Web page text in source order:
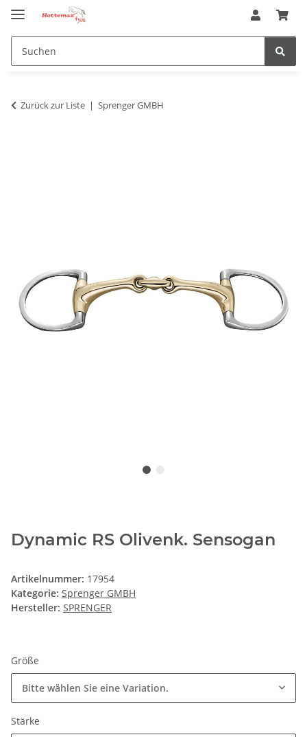
Zurück zur Liste Sprenger GMBH
Dynamic RS Olivenk. Sensogan
Artikelnummer: 17954
Kategorie: Sprenger GMBH
Hersteller: SPRENGER
Größe
Bitte wählen Sie eine Variation.
Stärke